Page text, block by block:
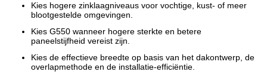
Kies hogere zinklaagniveaus voor vochtige, kust- of meer
blootgestelde omgevingen.
Kies G550 wanneer hogere sterkte en betere
paneelstijfheid vereist zijn.
Kies de effectieve breedte op basis van het dakontwerp, de
overlapmethode en de installatie-efficiëntie.